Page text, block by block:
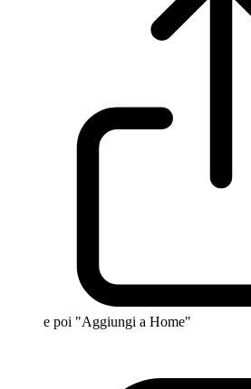
e poi "Aggiungi a Home"